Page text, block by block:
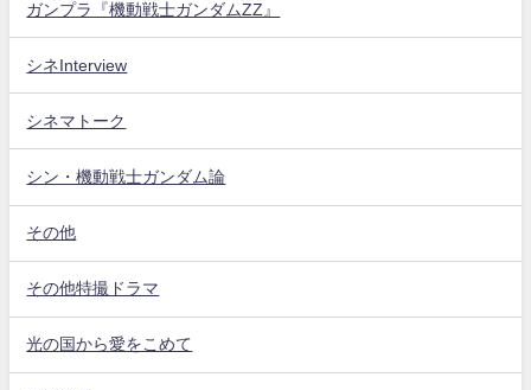
ガンプラ『機動戦士ガンダムZZ』
シネInterview
シネマトーク
シン・機動戦士ガンダム論
その他
その他特撮ドラマ
光の国から愛をこめて